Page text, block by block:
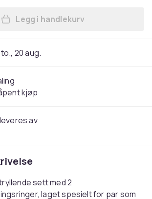
Legg Sett med 2
Legg i handlekurv
20 aug.
kjøp
av
sett med 2
laget spesielt for par som